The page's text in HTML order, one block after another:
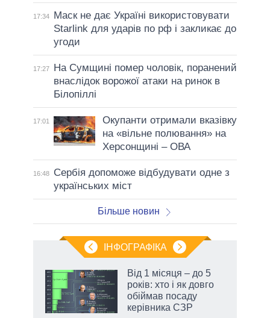
17:34
Маск не дає Україні використовувати
Starlink для ударів по рф і закликає до
угоди
17:27
На Сумщині помер чоловік, поранений
внаслідок ворожої атаки на ринок в
Білопіллі
17:01
Окупанти отримали вказівку
на «вільне полювання» на
Херсонщині – ОВА
16:48
Сербія допоможе відбудувати одне з
українських міст
Більше новин
ІНФОГРАФІКА
Від 1 місяця – до 5
років: хто і як довго
обіймав посаду
керівника СЗР